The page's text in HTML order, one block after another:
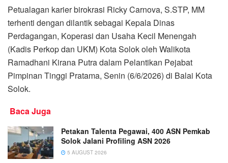
Petualagan karier birokrasi Ricky Carnova, S.STP, MM
terhenti dengan dilantik sebagai Kepala Dinas
Perdagangan, Koperasi dan Usaha Kecil Menengah
(Kadis Perkop dan UKM) Kota Solok oleh Walikota
Ramadhani Kirana Putra dalam Pelantikan Pejabat
Pimpinan Tinggi Pratama, Senin (6/6/2026) di Balai Kota
Solok.
Baca Juga
Petakan Talenta Pegawai, 400 ASN Pemkab
Solok Jalani Profiling ASN 2026
5 AUGUST 2026